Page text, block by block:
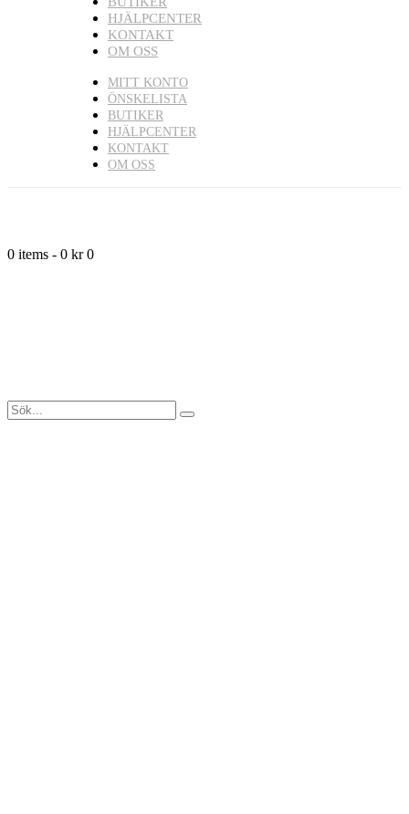
HJÄLPCENTER
KONTAKT
OM OSS
MITT KONTO
ÖNSKELISTA
BUTIKER
HJÄLPCENTER
KONTAKT
OM OSS
0 items - 0 kr 0